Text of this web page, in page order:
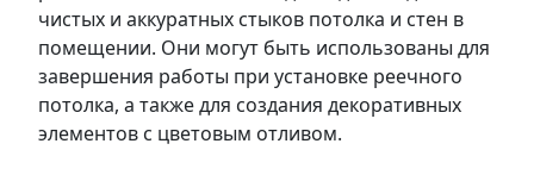
чистых и аккуратных стыков потолка и стен в
помещении. Они могут быть использованы для
завершения работы при установке реечного
потолка, а также для создания декоративных
элементов с цветовым отливом.